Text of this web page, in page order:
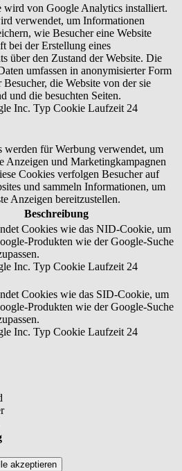
wird von Google Analytics installiert.
verwendet, um Informationen
wie Besucher eine Website
bei der Erstellung eines
über den Zustand der Website. Die
umfassen in anonymisierter Form
die Website von der sie
und die besuchten Seiten.
Inc. Typ Cookie Laufzeit 24
werden für Werbung verwendet, um
Anzeigen und Marketingkampagnen
Cookies verfolgen Besucher auf
und sammeln Informationen, um
Anzeigen bereitzustellen.
Beschreibung
Cookies wie das NID-Cookie, um
Produkten wie der Google-Suche
Inc. Typ Cookie Laufzeit 24
Cookies wie das SID-Cookie, um
Produkten wie der Google-Suche
Inc. Typ Cookie Laufzeit 24
akzeptieren